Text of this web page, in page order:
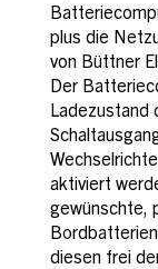
plus die
von Büttner
Der
Ladezustand
aktiviert
gewünschte,
diesen frei